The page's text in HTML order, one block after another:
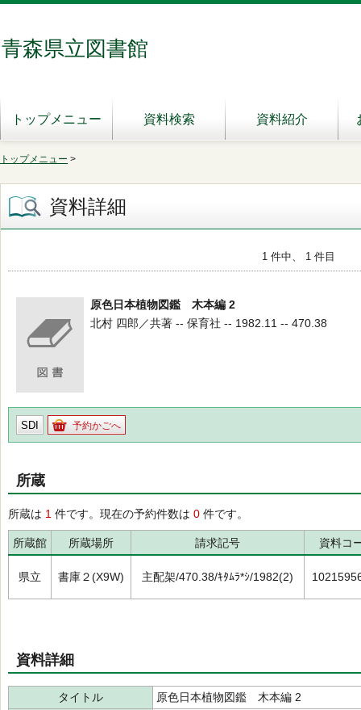
青森県立図書館
トップメニュー 資料検索 資料紹介
トップメニュー >
資料詳細
1 件中、 1 件目
原色日本植物図鑑 木本編 2
北村 四郎／共著 -- 保育社 -- 1982.11 -- 470.38
SDI 予約かごへ
所蔵
所蔵は 1 件です。現在の予約件数は 0 件です。
所蔵館 所蔵場所 請求記号 資料コ
県立 書庫２(X9W) 主配架/470.38/ｷﾀﾑﾗ*ｼ/1982(2)
資料詳細
タイトル
原色日本植物図鑑 木本編 2